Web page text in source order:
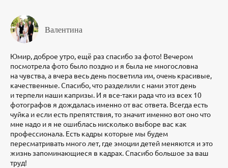
Валентина
Юмир, доброе утро, ещё раз спасибо за фото! Вечером
посмотрела фото было поздно и я была не многословна
на чувства, а вчера весь день посветила им, очень красивые,
качественные. Спасибо, что разделили с нами этот день
и терпели наши капризы. И я все-таки рада что из всех 10
фотографов я дождалась именно от вас ️ответа. Всегда есть
чуйка и если есть препятствия, то значит именно вот оно что
мне надо и я не ошиблась нисколько выборе вас как
профессионала. Есть кадры которые мы будем
пересматривать много лет, где эмоции детей меняются и это
жизнь запоминающиеся в кадрах. Спасибо большое за ваш
труд!